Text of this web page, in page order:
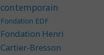
contemporain
Fondation EDF
Fondation Henri
Cartier-Bresson